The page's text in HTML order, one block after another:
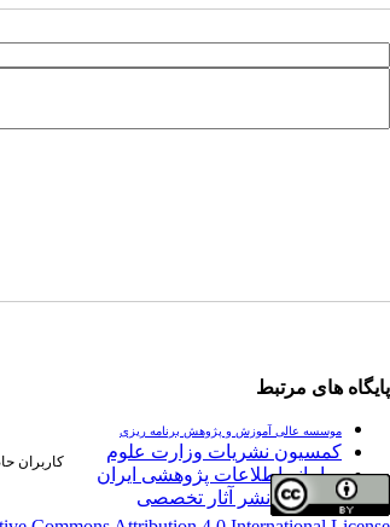
پایگاه های مرتبط
موسسه عالی آموزش و پژوهش برنامه ریزی
کمسیون نشریات وزارت علوم
سامانه اطلاعات پژوهشی ایران
فراخوان نشر آثار تخصصی
کاربران حاضر